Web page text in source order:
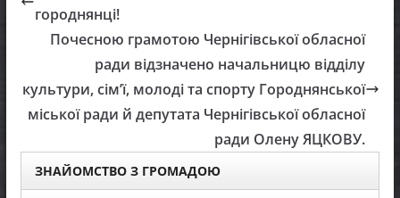
городнянці!
Почесною грамотою Чернігівської обласної
ради відзначено начальницю відділу
культури, сім’ї, молоді та спорту Городнянської
міської ради й депутата Чернігівської обласної
ради Олену ЯЦКОВУ.
ЗНАЙОМСТВО З ГРОМАДОЮ